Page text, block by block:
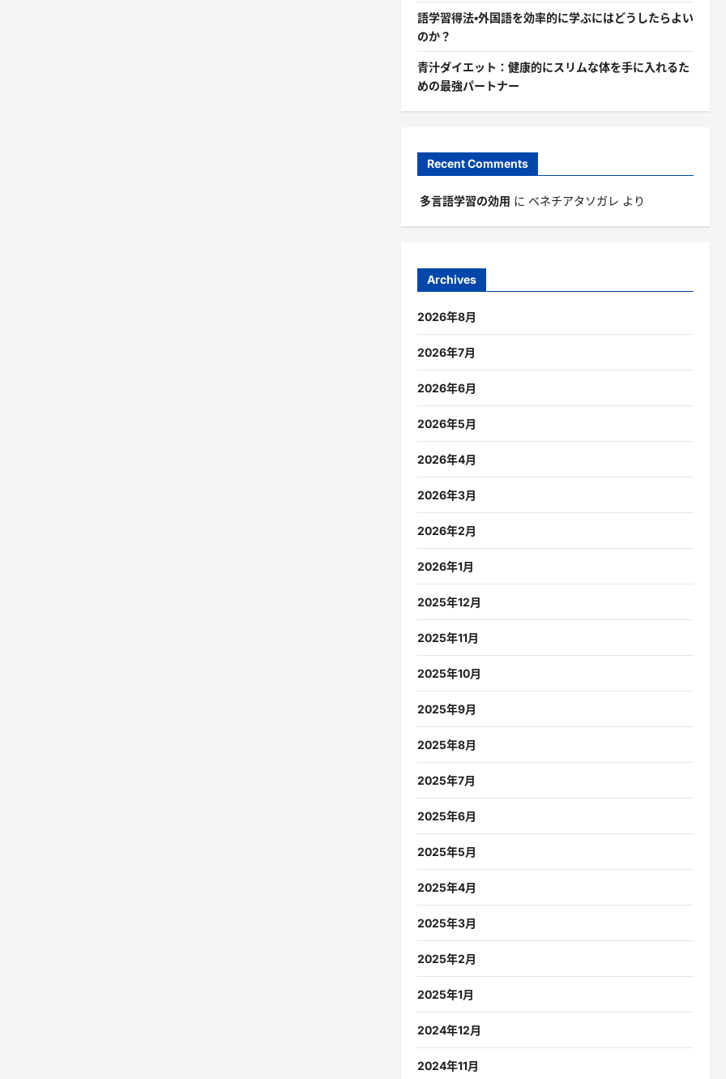
語学習得法・外国語を効率的に学ぶにはどうしたらよい
のか？
青汁ダイエット：健康的にスリムな体を手に入れるた
めの最強パートナー
Recent Comments
多言語学習の効用 に ベネチアタソガレ より
Archives
2026年8月
2026年7月
2026年6月
2026年5月
2026年4月
2026年3月
2026年2月
2026年1月
2025年12月
2025年11月
2025年10月
2025年9月
2025年8月
2025年7月
2025年6月
2025年5月
2025年4月
2025年3月
2025年2月
2025年1月
2024年12月
2024年11月